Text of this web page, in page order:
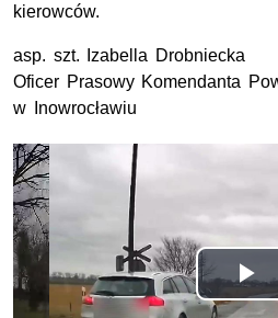
kierowców.
asp. szt. Izabella Drobniecka
Oficer Prasowy Komendanta
w Inowrocławiu